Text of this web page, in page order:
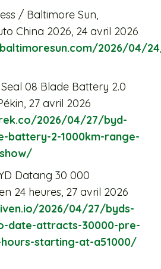
/ Baltimore Sun,
China 2026, 24 avril 2026
2026/04/
08 Blade Battery 2.0
27 avril 2026
2026/04/27/byd-
battery-2-1000km-range-
Datang 30 000
24 heures, 27 avril 2026
2026/04/27/byds-
date-attracts-30000-pre-
starting-at-a51000/